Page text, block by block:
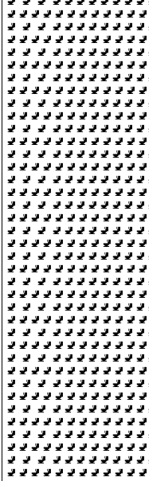
🚽 🚽 🚽
🚽 🚽 🚽
🚽 🚽 🚽
🚽 🚽 🚽
🚽 🚽 🚽
🚽 🚽 🚽
🚽 🚽 🚽
🚽 🚽 🚽
🚽 🚽 🚽
🚽 🚽 🚽
🚽 🚽 🚽
🚽 🚽 🚽
🚽 🚽 🚽
🚽 🚽 🚽
🚽 🚽 🚽
🚽 🚽 🚽
🚽 🚽 🚽
🚽 🚽 🚽